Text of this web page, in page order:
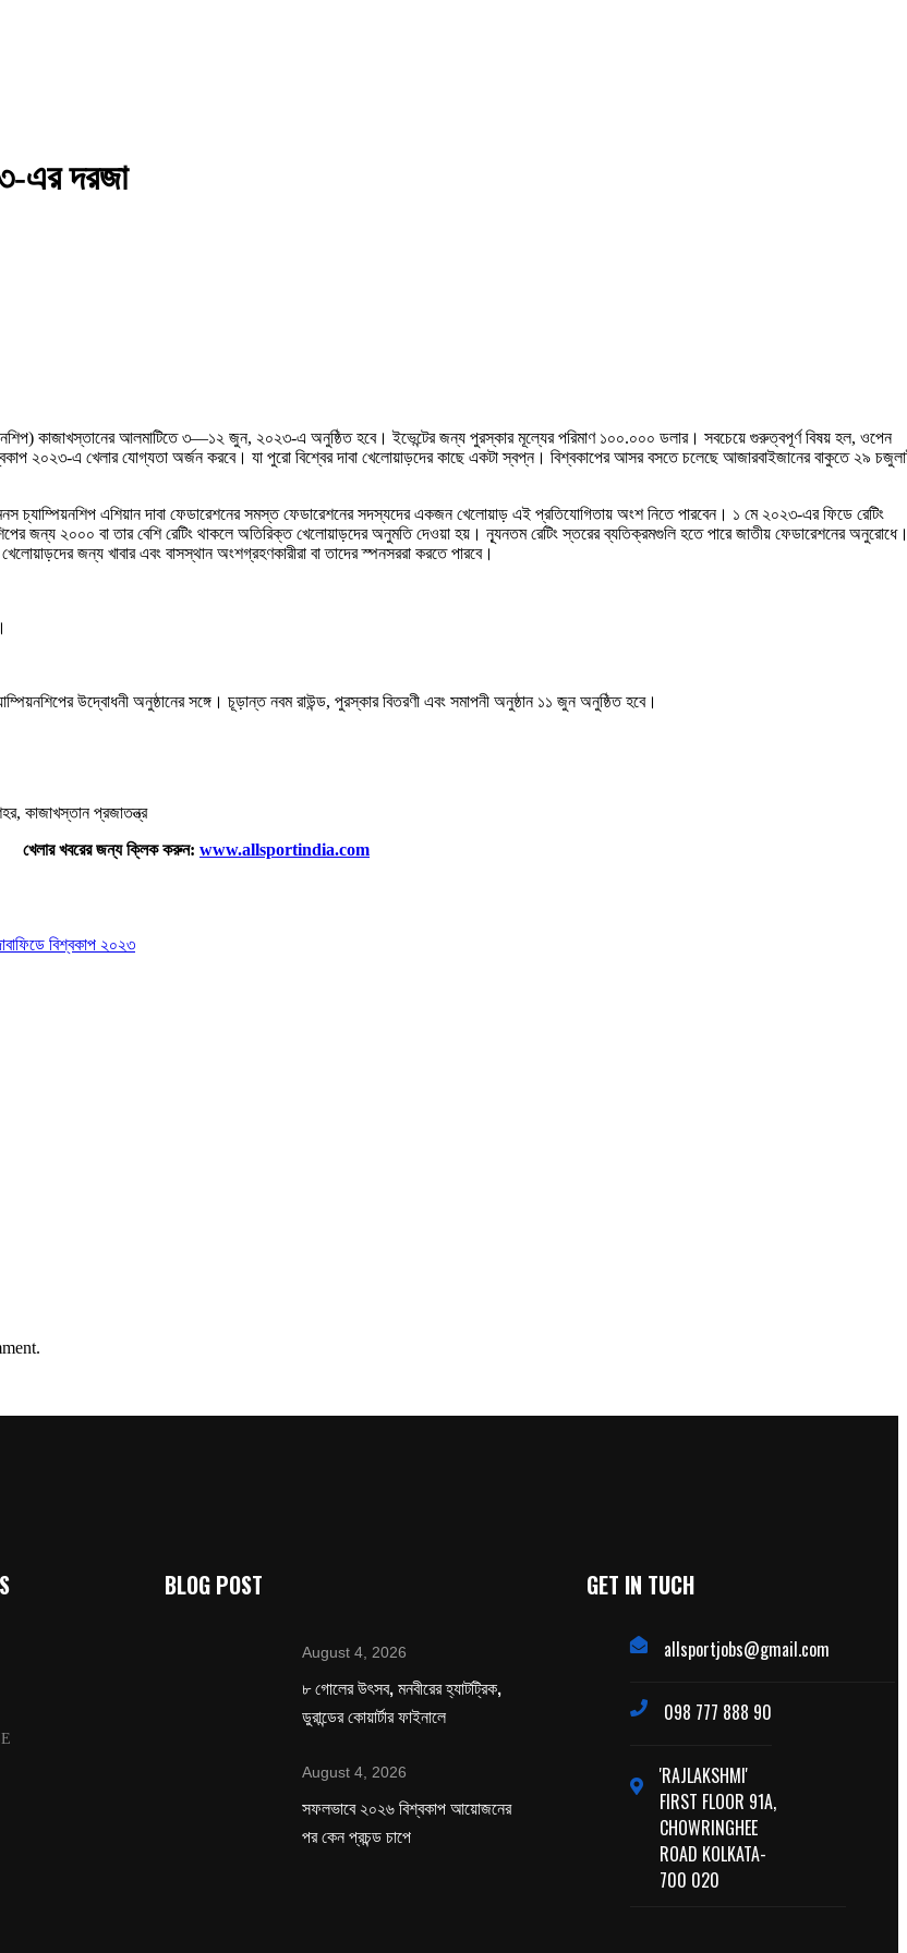
এর দরজা
কাজাখস্তানের আলমাটিতে ৩—১২ জুন, ২০২৩-এ অনুষ্ঠিত হবে। ইভেন্টের জন্য পুরস্কার মূল্যের পরিমাণ ১০০.০০০ ডলার। সবচেয়ে গুরুত্বপূর্ণ বিষয় হল, ওপেন
২০২৩-এ খেলার যোগ্যতা অর্জন করবে। যা পুরো বিশ্বের দাবা খেলোয়াড়দের কাছে একটা স্বপ্ন। বিশ্বকাপের আসর বসতে চলেছে আজারবাইজানের বাকুতে ২৯
চ্যাম্পিয়নশিপ এশিয়ান দাবা ফেডারেশনের সমস্ত ফেডারেশনের সদস্যদের একজন খেলোয়াড় এই প্রতিযোগিতায় অংশ নিতে পারবেন। ১ মে ২০২৩-এর ফিডে রেটিং
জন্য ২০০০ বা তার বেশি রেটিং থাকলে অতিরিক্ত খেলোয়াড়দের অনুমতি দেওয়া হয়। ন্যূনতম রেটিং স্তরের ব্যতিক্রমগুলি হতে পারে জাতীয় ফেডারেশনের
জন্য খাবার এবং বাসস্থান অংশগ্রহণকারীরা বা তাদের স্পনসররা করতে পারবে।
উদ্বোধনী অনুষ্ঠানের সঙ্গে। চূড়ান্ত নবম রাউন্ড, পুরস্কার বিতরণী এবং সমাপনী অনুষ্ঠান ১১ জুন অনুষ্ঠিত হবে।
কাজাখস্তান প্রজাতন্ত্র
খেলার খবরের জন্য ক্লিক করুন: www.allsportindia.com
ফিডে বিশ্বকাপ ২০২৩
BLOG POST
August 4, 2026
৮ গোলের উৎসব, মনবীরের হ্যাটট্রিক,
ডুরান্ডের কোয়ার্টার ফাইনালে
August 4, 2026
সফলভাবে ২০২৬ বিশ্বকাপ আয়োজনের
পর কেন প্রচন্ড চাপে
GET IN TUCH
allsportjobs@gmail.com
098 777 888 90
'RAJLAKSHMI'
FIRST FLOOR 91A,
CHOWRINGHEE
ROAD KOLKATA-
700 020